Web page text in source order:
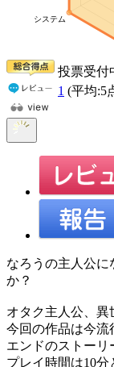
投票受付
1 (平均:5
なろうの主人公に
か？
オタク主人公、異
今回の作品は今流
エンドのストーリ
プレイ時間は10